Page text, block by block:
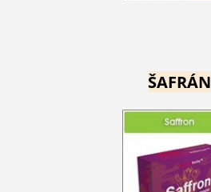
ŠAFRÁN